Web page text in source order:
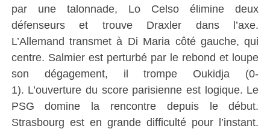
par une talonnade, Lo Celso élimine deux
défenseurs et trouve Draxler dans l’axe.
L’Allemand transmet à Di Maria côté gauche, qui
centre. Salmier est perturbé par le rebond et loupe
son dégagement, il trompe Oukidja (0-
1). L’ouverture du score parisienne est logique. Le
PSG domine la rencontre depuis le début.
Strasbourg est en grande difficulté pour l’instant.